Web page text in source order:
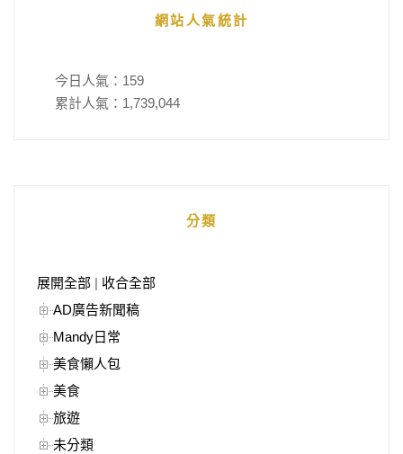
網站人氣統計
今日人氣： 159
累計人氣： 1,739,044
分類
展開全部 | 收合全部
AD廣告新聞稿
Mandy日常
美食懶人包
美食
旅遊
未分類